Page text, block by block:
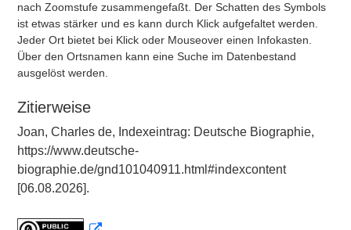
nach Zoomstufe zusammengefaßt. Der Schatten des Symbols
ist etwas stärker und es kann durch Klick aufgefaltet werden.
Jeder Ort bietet bei Klick oder Mouseover einen Infokasten.
Über den Ortsnamen kann eine Suche im Datenbestand
ausgelöst werden.
Zitierweise
Joan, Charles de, Indexeintrag: Deutsche Biographie,
https://www.deutsche-
biographie.de/gnd101040911.html#indexcontent
[06.08.2026].